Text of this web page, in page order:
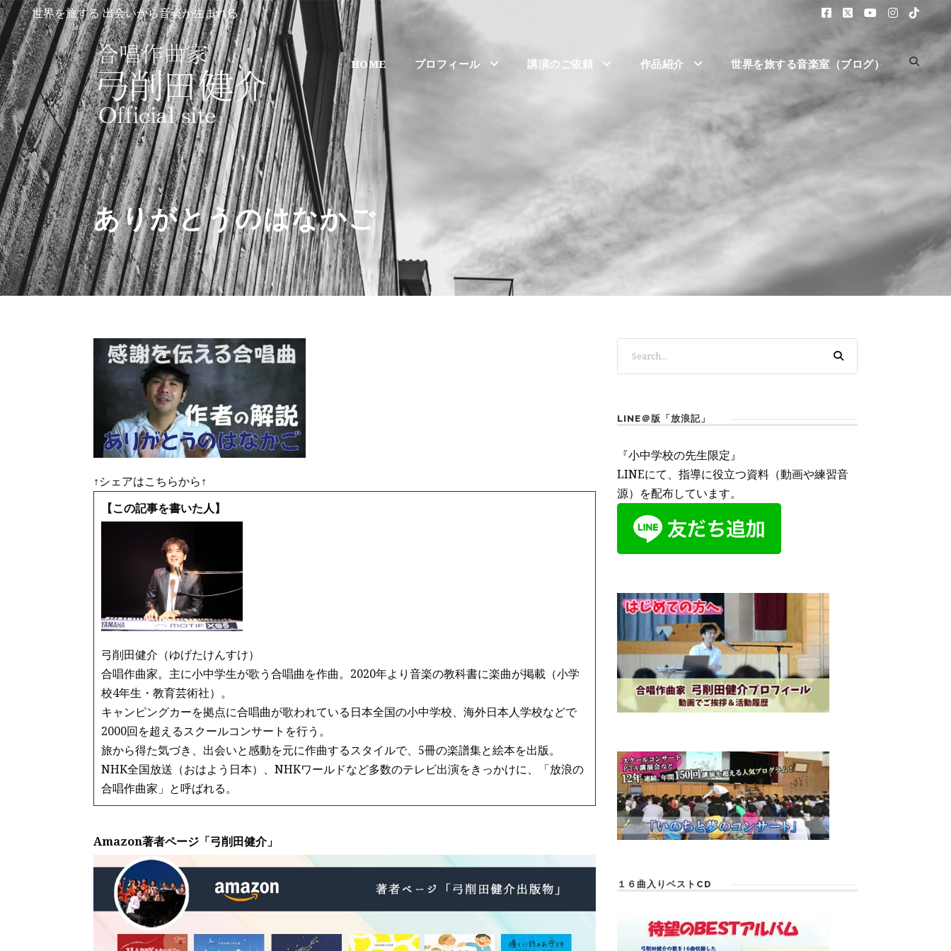
世界を旅する 出会いから音楽が生まれる
HOME プロフィール 講演のご依頼 作品紹介 世界を旅する音楽室（ブログ）
ありがとうのはなかご
↑シェアはこちらから↑
【この記事を書いた人】
弓削田健介（ゆげたけんすけ）
合唱作曲家。主に小中学生が歌う合唱曲を作曲。2020年より音楽の教科書に楽曲が掲載（小学
校4年生・教育芸術社）。
キャンピングカーを拠点に合唱曲が歌われている日本全国の小中学校、海外日本人学校などで
2000回を超えるスクールコンサートを行う。
旅から得た気づき、出会いと感動を元に作曲するスタイルで、5冊の楽譜集と絵本を出版。
NHK全国放送（おはよう日本）、NHKワールドなど多数のテレビ出演をきっかけに、「放浪の
合唱作曲家」と呼ばれる。
Amazon著者ページ「弓削田健介」
LINE＠版「放浪記」
『小中学校の先生限定』
LINEにて、指導に役立つ資料（動画や練習音
源）を配布しています。
１６曲入りベストCD